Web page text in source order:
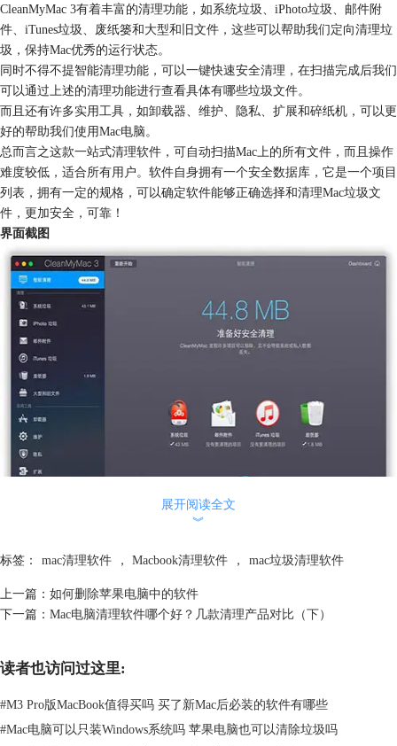
CleanMyMac 3有着丰富的清理功能，如系统垃圾、iPhoto垃圾、邮件附
件、iTunes垃圾、废纸篓和大型和旧文件，这些可以帮助我们定向清理垃
圾，保持Mac优秀的运行状态。
同时不得不提智能清理功能，可以一键快速安全清理，在扫描完成后我们
可以通过上述的清理功能进行查看具体有哪些垃圾文件。
而且还有许多实用工具，如卸载器、维护、隐私、扩展和碎纸机，可以更
好的帮助我们使用Mac电脑。
总而言之这款一站式清理软件，可自动扫描Mac上的所有文件，而且操作
难度较低，适合所有用户。软件自身拥有一个安全数据库，它是一个项目
列表，拥有一定的规格，可以确定软件能够正确选择和清理Mac垃圾文
件，更加安全，可靠！
界面截图
2、MacCleanse
MacCleanse有着能够清理系统垃圾，浏览器的下载目录，cookies等垃圾文
件，能安全地扫描您全部的系统活动，并轻松清除相关的信息。除了一般
的系统垃圾清理外，还能找出你完全想不到要清理的文件类型。
界面截图
展开阅读全文
︾
标签： mac清理软件 ， Macbook清理软件 ， mac垃圾清理软件
上一篇： 如何删除苹果电脑中的软件
下一篇： Mac电脑清理软件哪个好？几款清理产品对比（下）
读者也访问过这里:
#M3 Pro版MacBook值得买吗 买了新Mac后必装的软件有哪些
#Mac电脑可以只装Windows系统吗 苹果电脑也可以清除垃圾吗